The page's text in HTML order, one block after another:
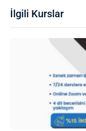
İlgili Kurslar